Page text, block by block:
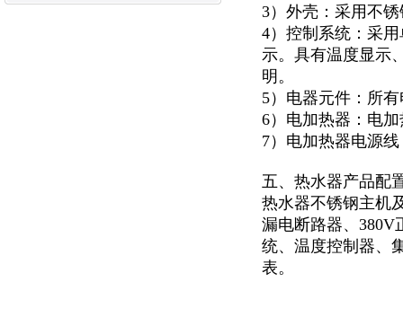
3）外壳：采用不
4）控制系统：采
示。具有温度显示
明。
5）电器元件：所
6）电加热器：电
7）电加热器电源
五、热水器产品配
热水器不锈钢主机
漏电断路器、380V
统、温度控制器、
表。